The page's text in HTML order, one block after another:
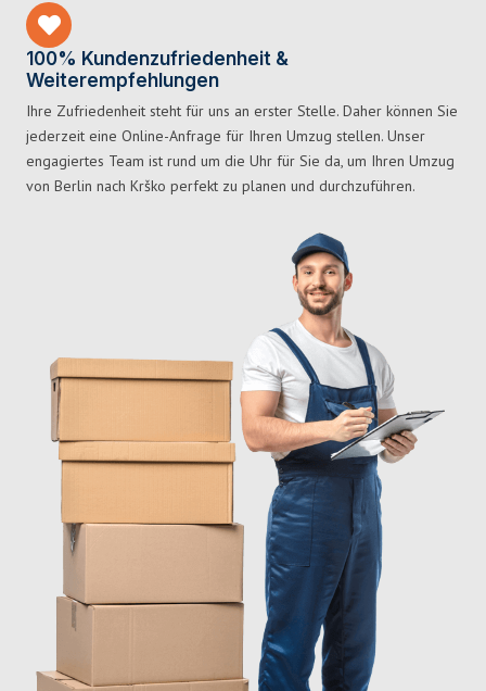
100% Kundenzufriedenheit &
Weiterempfehlungen
Ihre Zufriedenheit steht für uns an erster Stelle. Daher können Sie
jederzeit eine Online-Anfrage für Ihren Umzug stellen. Unser
engagiertes Team ist rund um die Uhr für Sie da, um Ihren Umzug
von Berlin nach Krško perfekt zu planen und durchzuführen.